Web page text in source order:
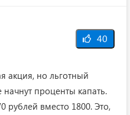
40
акция, но льготный
проценты капать.
рублей вместо 1800. Это,